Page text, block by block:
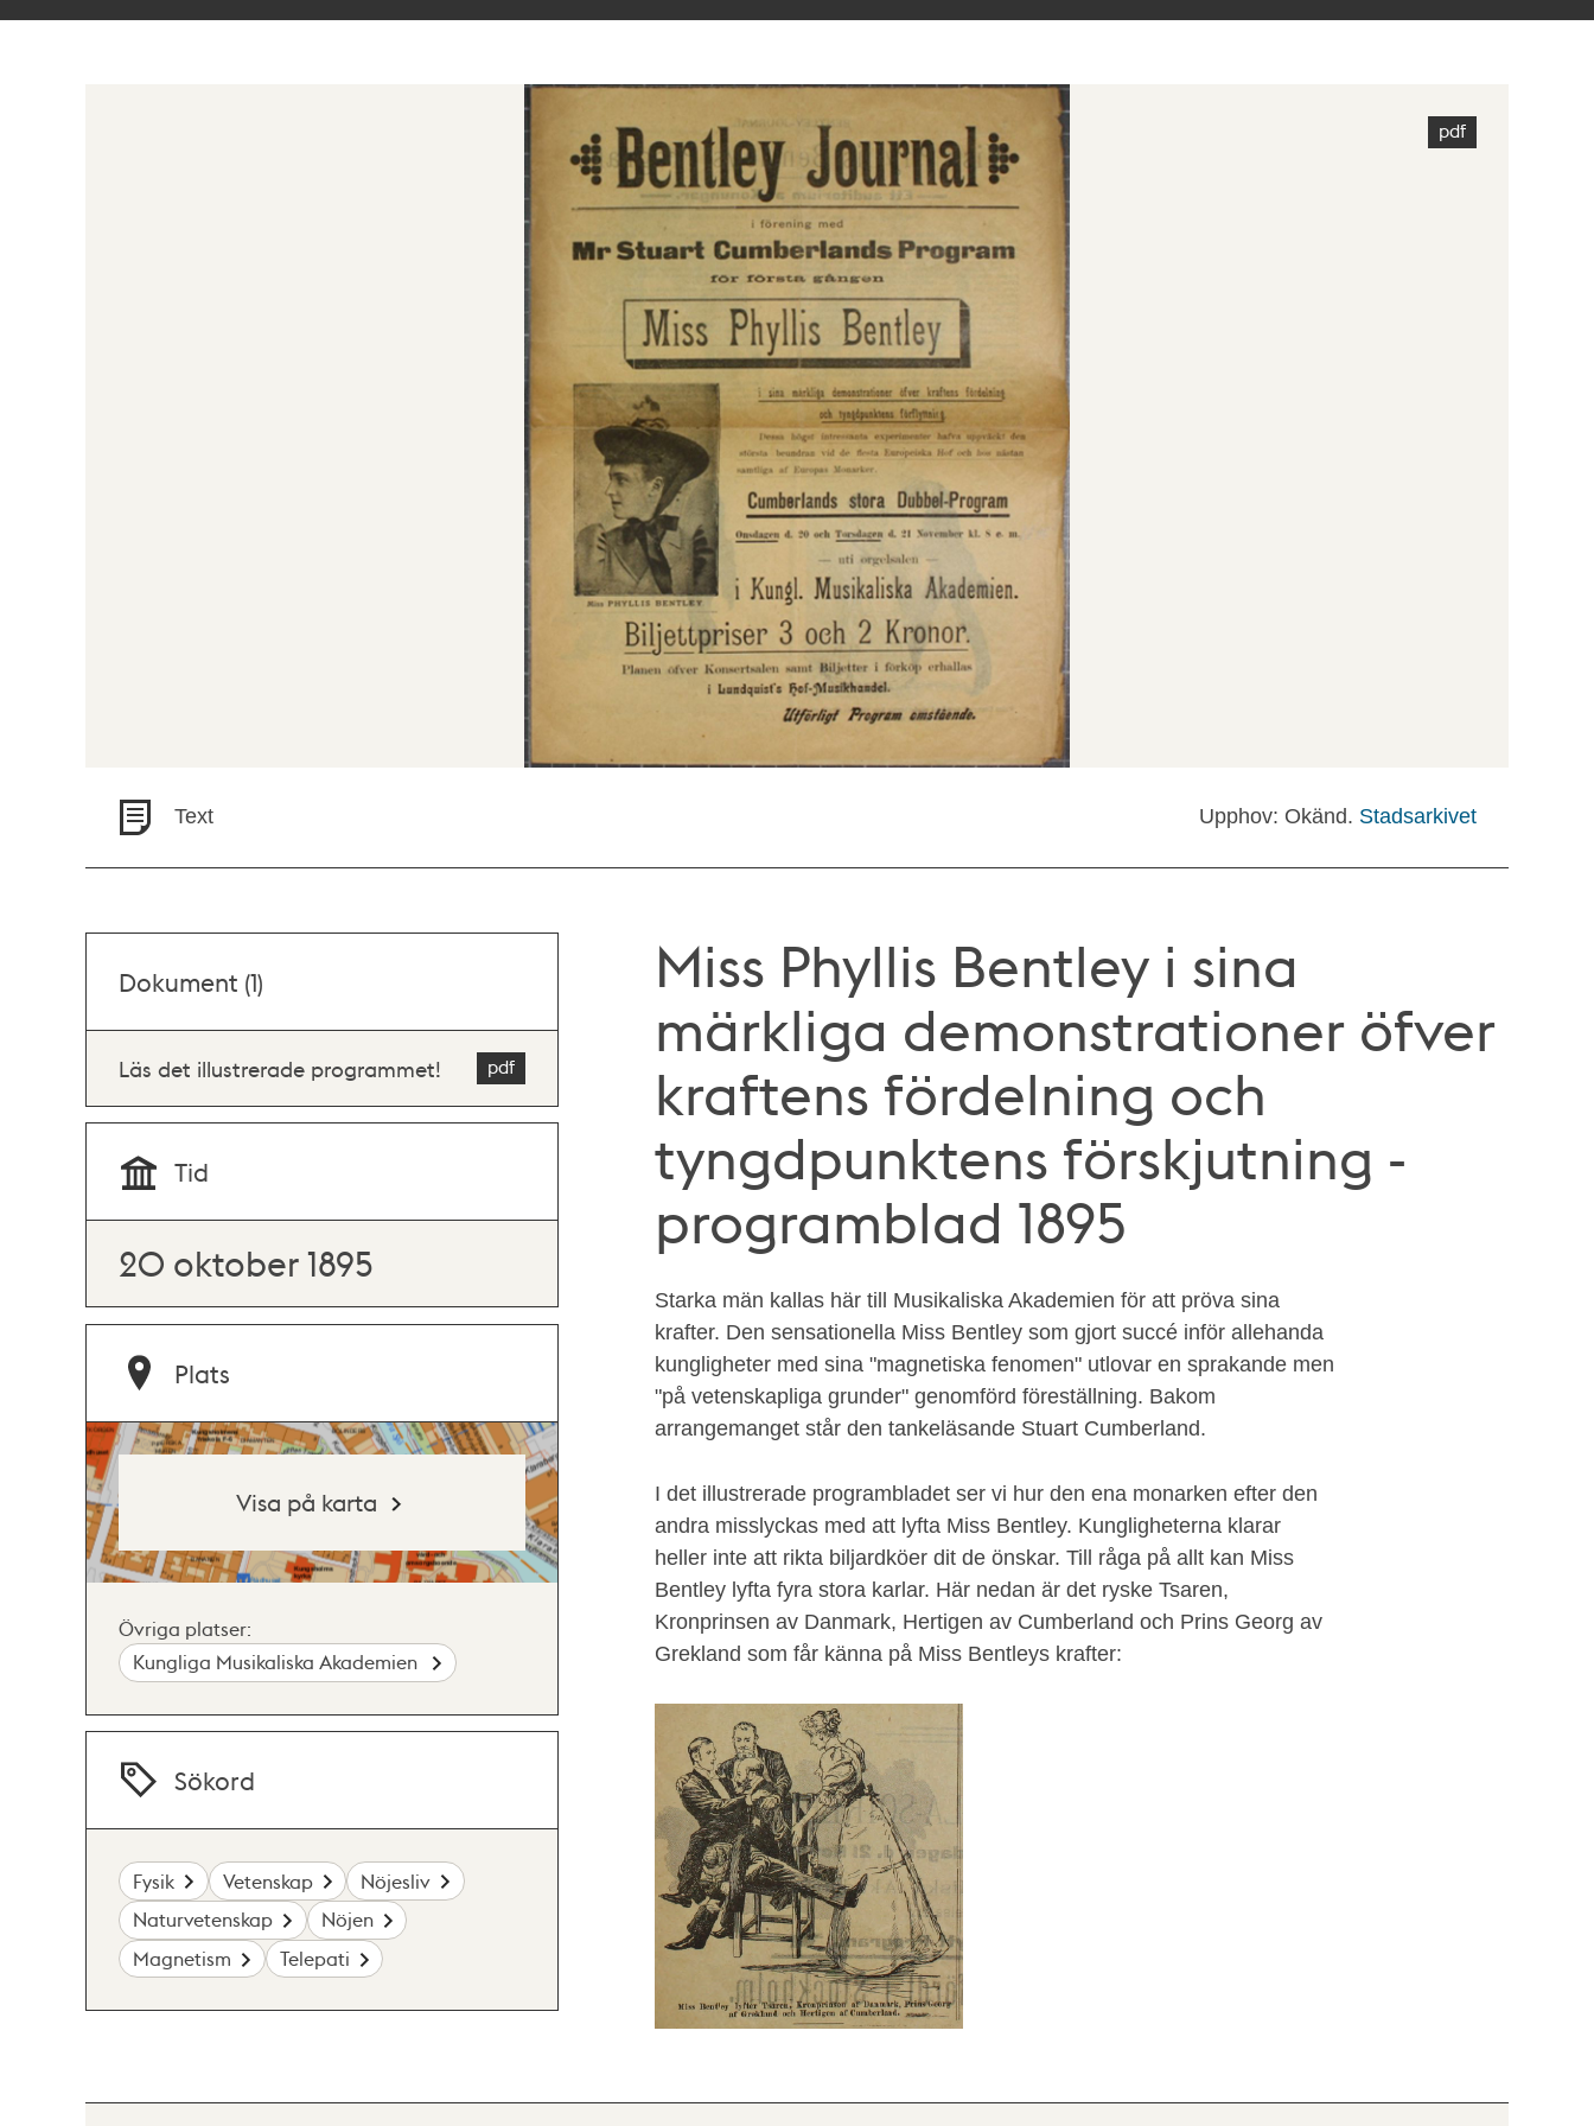
Text Upphov: Okänd. Stadsarkivet
Miss Phyllis Bentley i sina
märkliga demonstrationer öfver
kraftens fördelning och
tyngdpunktens förskjutning -
programblad 1895
Starka män kallas här till Musikaliska Akademien för att pröva sina
krafter. Den sensationella Miss Bentley som gjort succé inför allehanda
kungligheter med sina "magnetiska fenomen" utlovar en sprakande men
"på vetenskapliga grunder" genomförd föreställning. Bakom
arrangemanget står den tankeläsande Stuart Cumberland.
I det illustrerade programbladet ser vi hur den ena monarken efter den
andra misslyckas med att lyfta Miss Bentley. Kungligheterna klarar
heller inte att rikta biljardköer dit de önskar. Till råga på allt kan Miss
Bentley lyfta fyra stora karlar. Här nedan är det ryske Tsaren,
Kronprinsen av Danmark, Hertigen av Cumberland och Prins Georg av
Grekland som får känna på Miss Bentleys krafter:
Dokument (1)
Läs det illustrerade programmet!
Tid
20 oktober 1895
Plats
Visa på karta
Övriga platser:
Kungliga Musikaliska Akademien
Sökord
Fysik Vetenskap
Nöjesliv
Naturvetenskap
Nöjen
Magnetism
Telepati